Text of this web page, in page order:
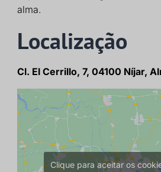
alma.
Localização
Cl. El Cerrillo, 7, 04100 Níjar,
Clique para aceitar os